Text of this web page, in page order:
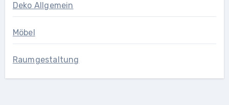
Deko Allgemein
Möbel
Raumgestaltung